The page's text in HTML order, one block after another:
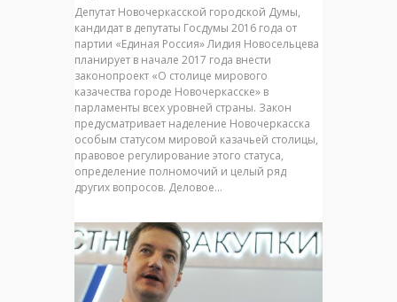
Депутат Новочеркасской городской Думы,
кандидат в депутаты Госдумы 2016 года от
партии «Единая Россия» Лидия Новосельцева
планирует в начале 2017 года внести
законопроект «О столице мирового
казачества городе Новочеркасске» в
парламенты всех уровней страны. Закон
предусматривает наделение Новочеркасска
особым статусом мировой казачьей столицы,
правовое регулирование этого статуса,
определение полномочий и целый ряд
других вопросов. Деловое…